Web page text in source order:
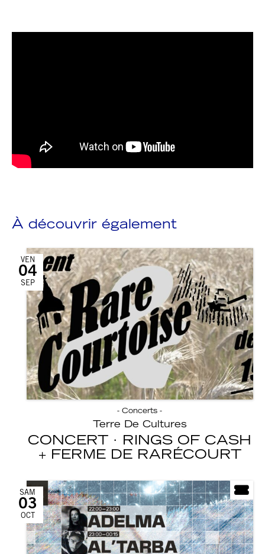
À découvrir également
- Concerts -
Terre De Cultures
CONCERT · RINGS OF CASH
FERME DE RARÉCOURT
VEN
04
SEP
SAM
03
OCT